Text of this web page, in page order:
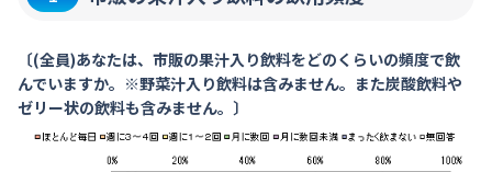
〔(全員)あなたは、市販の果汁入り飲料をどのくらいの頻度で飲
んでいますか。※野菜汁入り飲料は含みません。また炭酸飲料や
ゼリー状の飲料も含みません。〕